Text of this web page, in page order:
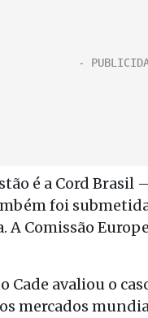
é a Cord Brasil
foi
A Comissão
avaliou o
mercados